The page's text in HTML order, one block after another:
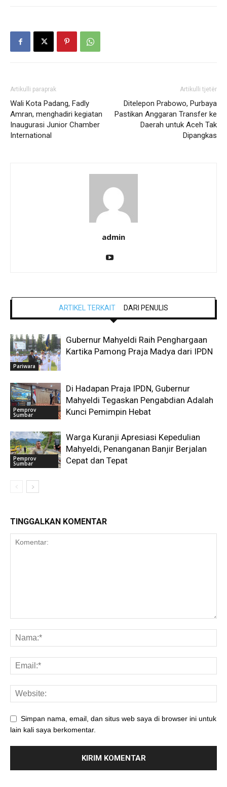
Artikulli paraprak
Wali Kota Padang, Fadly
Amran, menghadiri kegiatan
Inaugurasi Junior Chamber
International
Artikulli tjetër
Ditelepon Prabowo, Purbaya
Pastikan Anggaran Transfer ke
Daerah untuk Aceh Tak
Dipangkas
admin
ARTIKEL TERKAIT DARI PENULIS
Pariwara
Gubernur Mahyeldi Raih Penghargaan
Kartika Pamong Praja Madya dari IPDN
Pemprov
Sumbar
Di Hadapan Praja IPDN, Gubernur
Mahyeldi Tegaskan Pengabdian Adalah
Kunci Pemimpin Hebat
Pemprov
Sumbar
Warga Kuranji Apresiasi Kepedulian
Mahyeldi, Penanganan Banjir Berjalan
Cepat dan Tepat
TINGGALKAN KOMENTAR
Simpan nama, email, dan situs web saya di browser ini untuk
lain kali saya berkomentar.